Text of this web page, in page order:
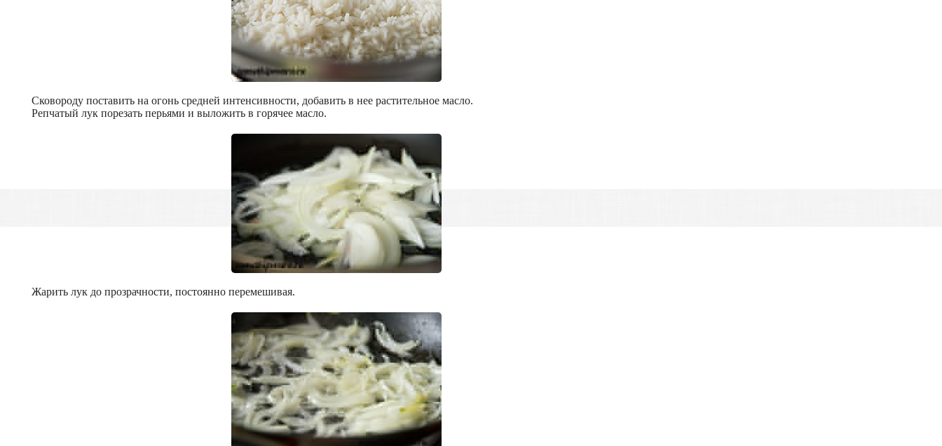
Сковороду поставить на огонь средней интенсивности, добавить в нее растительное масло.
Репчатый лук порезать перьями и выложить в горячее масло.
Жарить лук до прозрачности, постоянно перемешивая.